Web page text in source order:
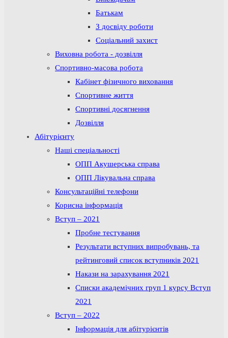
Батькам
З досвіду роботи
Соціальний захист
Виховна робота - дозвілля
Спортивно-масова робота
Кабінет фізичного виховання
Спортивне життя
Спортивні досягнення
Дозвілля
Абітурієнту
Наші спеціальності
ОПП Акушерська справа
ОПП Лікувальна справа
Консультаційні телефони
Корисна інформація
Вступ – 2021
Пробне тестування
Результати вступних випробувань, та
рейтинговий список вступників 2021
Накази на зарахування 2021
Списки академічних груп 1 курсу Вступ
2021
Вступ – 2022
Інформація для абітурієнтів